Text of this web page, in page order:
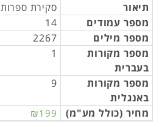
תיאור
סקירת ספרות
מספר עמודים
14
מספר מילים
2267
מספר מקורות
בעברית
1
מספר מקורות
באנגלית
9
מחיר (כולל מע"מ) ₪199